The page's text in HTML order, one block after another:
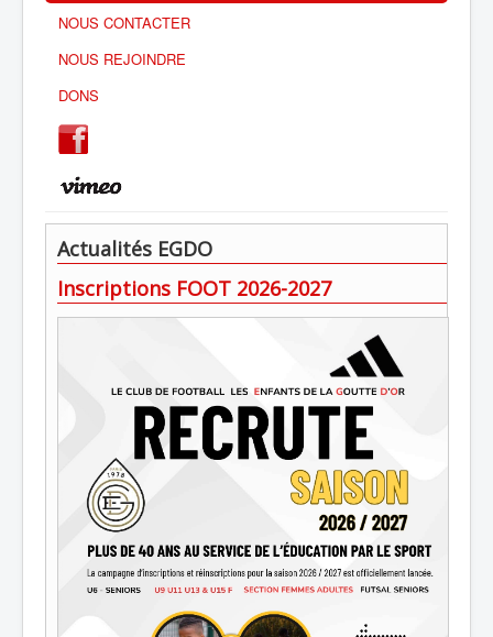
NOUS CONTACTER
NOUS REJOINDRE
DONS
Actualités EGDO
Inscriptions FOOT 2026-2027